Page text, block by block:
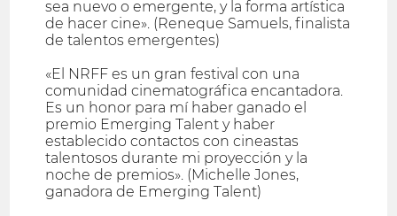
sea nuevo o emergente, y la forma artística
de hacer cine». (Reneque Samuels, finalista
de talentos emergentes)
«El NRFF es un gran festival con una
comunidad cinematográfica encantadora.
Es un honor para mí haber ganado el
premio Emerging Talent y haber
establecido contactos con cineastas
talentosos durante mi proyección y la
noche de premios». (Michelle Jones,
ganadora de Emerging Talent)